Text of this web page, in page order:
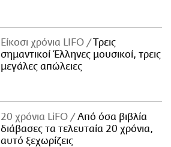
Είκοσι χρόνια LIFO
Tρεις
σημαντικοί Έλληνες μουσικοί, τρεις
μεγάλες απώλειες
20 χρόνια LiFO
Από όσα βιβλία
διάβασες τα τελευταία 20 χρόνια,
αυτό ξεχωρίζεις